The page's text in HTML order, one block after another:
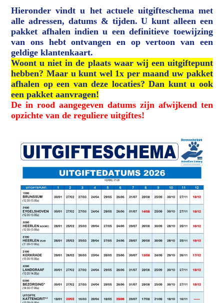
Hieronder vindt u het actuele uitgifteschema met
alle adressen, datums & tijden. U kunt alleen een
pakket afhalen indien u een definitieve toewijzing
van ons hebt ontvangen en op vertoon van een
geldige klantenkaart.
Woont u niet in de plaats waar wij een uitgiftepunt
hebben? Maar u kunt wel 1x per maand uw pakket
afhalen op een van deze locaties? Dan kunt u ook
een pakket aanvragen!
De in rood aangegeven datums zijn afwijkend ten
opzichte van de reguliere uitgiftes!